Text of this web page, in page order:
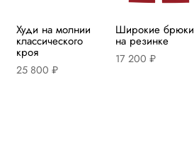
Худи на молнии
классического
кроя
25 800 ₽
Широкие брюки
на резинке
17 200 ₽